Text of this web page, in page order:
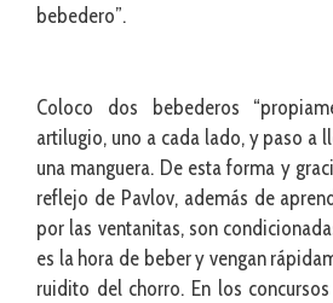
bebedero”.
Coloco dos bebederos
artilugio, uno a cada lado, y paso a
una manguera. De esta forma y
reflejo de Pavlov, además de
por las ventanitas, son
es la hora de beber y vengan
ruidito del chorro. En los